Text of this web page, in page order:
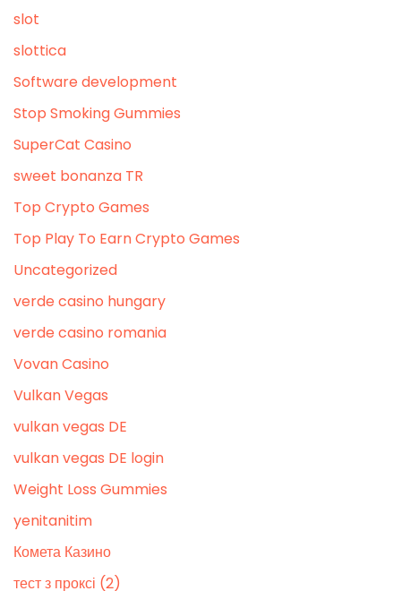
slot
slottica
Software development
Stop Smoking Gummies
SuperCat Casino
sweet bonanza TR
Top Crypto Games
Top Play To Earn Crypto Games
Uncategorized
verde casino hungary
verde casino romania
Vovan Casino
Vulkan Vegas
vulkan vegas DE
vulkan vegas DE login
Weight Loss Gummies
yenitanitim
Комета Казино
тест з проксі (2)